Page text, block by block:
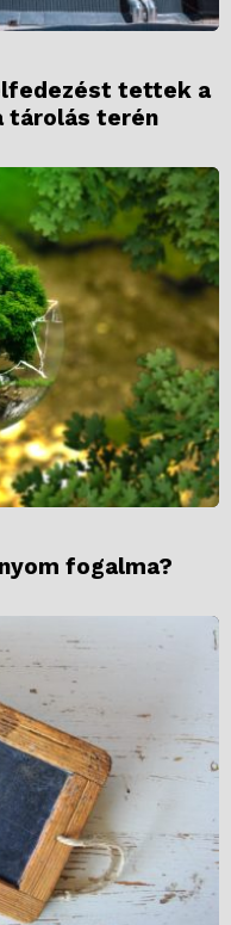
tettek a
tárolás terén
fogalma?